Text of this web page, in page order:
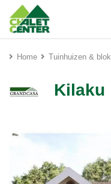
Home Tuinhuizen &
Kilaku